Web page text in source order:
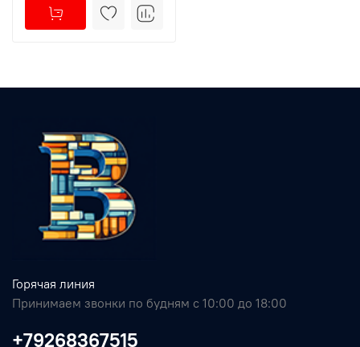
Горячая линия
Принимаем звонки по будням с 10:00 до 18:00
+79268367515